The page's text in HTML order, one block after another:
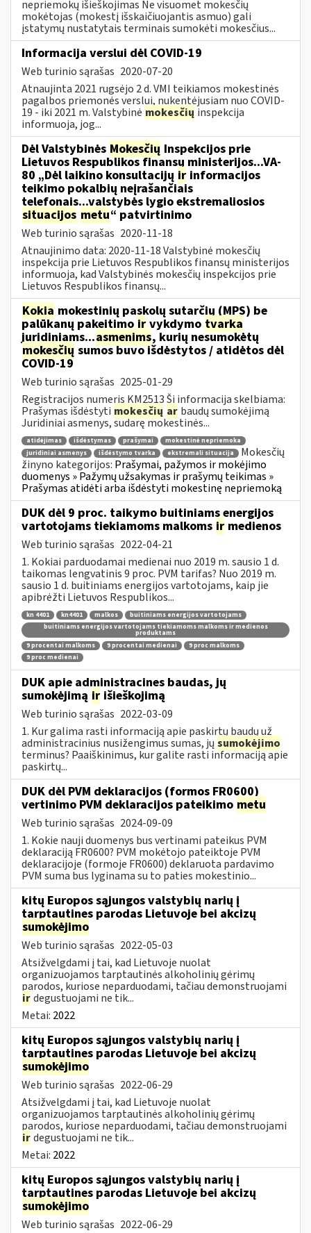
nepriemokų išieškojimas Ne visuomet mokesčių
mokėtojas (mokestį išskaičiuojantis asmuo) gali
įstatymų nustatytais terminais sumokėti mokesčius...
Informacija verslui dėl COVID-19
Web turinio sąrašas 2020-07-20
Atnaujinta 2021 rugsėjo 2 d. VMI teikiamos mokestinės
pagalbos priemonės verslui, nukentėjusiam nuo COVID-
19 - iki 2021 m. Valstybinė mokesčių inspekcija
informuoja, jog...
Dėl Valstybinės Mokesčių Inspekcijos prie
Lietuvos Respublikos finansų ministerijos...VA-
80 „Dėl laikino konsultacijų ir informacijos
teikimo pokalbių neįrašančiais
telefonais...valstybės lygio ekstremaliosios
situacijos metu“ patvirtinimo
Web turinio sąrašas 2020-11-18
Atnaujinimo data: 2020-11-18 Valstybinė mokesčių
inspekcija prie Lietuvos Respublikos finansų ministerijos
informuoja, kad Valstybinės mokesčių inspekcijos prie
Lietuvos Respublikos finansų...
Kokia mokestinių paskolų sutarčių (MPS) be
palūkanų pakeitimo ir vykdymo tvarka
juridiniams...asmenims, kurių nesumokėtų
mokesčių sumos buvo išdėstytos / atidėtos dėl
COVID-19
Web turinio sąrašas 2025-01-29
Registracijos numeris KM2513 Ši informacija skelbiama:
Prašymas išdėstyti mokesčių ar baudų sumokėjimą
Juridiniai asmenys, sudarę mokestinės...
atidėjimas išdėstymas prašymai
mokestinė nepriemoka
juridiniai asmenys
išdėstymo tvarka ekstremali situacija
Mokesčių
žinyno kategorijos: Prašymai, pažymos ir mokėjimo
duomenys » Pažymų užsakymas ir prašymų teikimas »
Prašymas atidėti arba išdėstyti mokestinę nepriemoką
DUK dėl 9 proc. taikymo buitiniams energijos
vartotojams tiekiamoms malkoms ir medienos
Web turinio sąrašas 2022-04-21
1. Kokiai parduodamai medienai nuo 2019 m. sausio 1 d.
taikomas lengvatinis 9 proc. PVM tarifas? Nuo 2019 m.
sausio 1 d. buitiniams energijos vartotojams, kaip jie
apibrėžti Lietuvos Respublikos...
kn 4401 kn4401 malkos
buitiniams energijos vartotojams
buitiniams energijos vartotojams tiekiamoms malkoms ir medienos
produktams
9 procentai malkoms
9 procentai medienai
9 proc malkoms
9 proc medienai
DUK apie administracines baudas, jų
sumokėjimą ir išieškojimą
Web turinio sąrašas 2022-03-09
1. Kur galima rasti informaciją apie paskirtų baudų už
administracinius nusižengimus sumas, jų sumokėjimo
terminus? Paaiškinimus, kur galite rasti informaciją apie
paskirtų...
DUK dėl PVM deklaracijos (formos FR0600)
vertinimo PVM deklaracijos pateikimo metu
Web turinio sąrašas 2024-09-09
1. Kokie nauji duomenys bus vertinami pateikus PVM
deklaraciją FR0600? PVM mokėtojo pateiktoje PVM
deklaracijoje (formoje FR0600) deklaruota pardavimo
PVM suma bus lyginama su to paties mokestinio...
kitų Europos sąjungos valstybių narių į
tarptautines parodas Lietuvoje bei akcizų
sumokėjimo
Web turinio sąrašas 2022-05-03
Atsižvelgdami į tai, kad Lietuvoje nuolat
organizuojamos tarptautinės alkoholinių gėrimų
parodos, kuriose neparduodami, tačiau demonstruojami
irdegustuojami ne tik...
Metai: 2022
kitų Europos sąjungos valstybių narių į
tarptautines parodas Lietuvoje bei akcizų
sumokėjimo
Web turinio sąrašas 2022-06-29
Atsižvelgdami į tai, kad Lietuvoje nuolat
organizuojamos tarptautinės alkoholinių gėrimų
parodos, kuriose neparduodami, tačiau demonstruojami
irdegustuojami ne tik...
Metai: 2022
kitų Europos sąjungos valstybių narių į
tarptautines parodas Lietuvoje bei akcizų
sumokėjimo
Web turinio sąrašas 2022-06-29